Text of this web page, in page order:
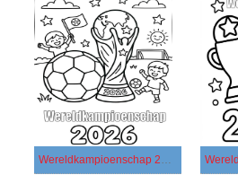
Wereldkampioenschap 2026 gratis simpel